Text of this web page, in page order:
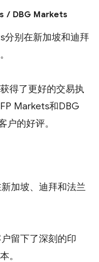
/ DBG Markets
别在新加坡和迪拜
得了更好的交易执
Markets和DBG
户的好评。
加坡、迪拜和法兰
留下了深刻的印
。